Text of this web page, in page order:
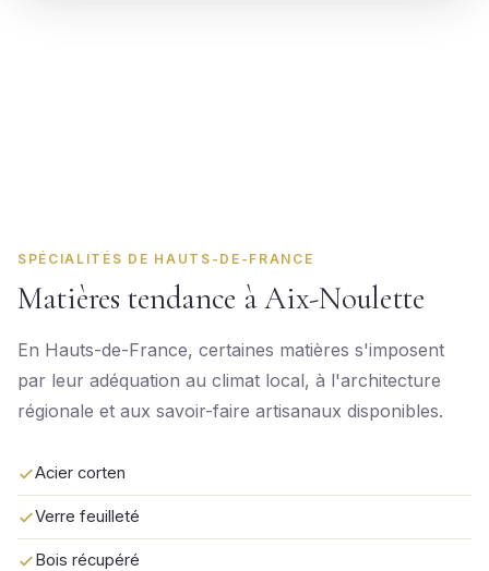
SPÉCIALITÉS DE HAUTS-DE-FRANCE
Matières tendance à Aix-Noulette
En Hauts-de-France, certaines matières s'imposent
par leur adéquation au climat local, à l'architecture
régionale et aux savoir-faire artisanaux disponibles.
Acier corten
Verre feuilleté
Bois récupéré